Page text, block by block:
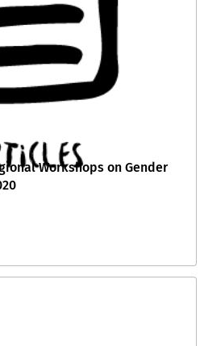
Workshops on Gender